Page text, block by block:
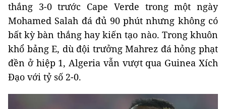
thắng 3-0 trước Cape Verde trong một ngày
Mohamed Salah đá đủ 90 phút nhưng không có
bất kỳ bàn thắng hay kiến tạo nào. Trong khuôn
khổ bảng E, dù đội trưởng Mahrez đá hỏng phạt
đền ở hiệp 1, Algeria vẫn vượt qua Guinea Xích
Đạo với tỷ số 2-0.